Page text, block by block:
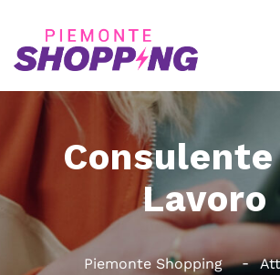
Lavoro
Piemonte Shopping